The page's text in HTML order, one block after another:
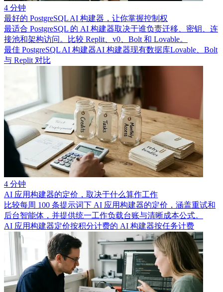
4 分钟
最好的 PostgreSQL AI 构建器，让你掌握控制权
最适合 PostgreSQL 的 AI 构建器取决于谁负责迁移、密钥、连
接池和架构访问。比较 Replit、v0、Bolt 和 Lovable。
最佳 PostgreSQL AI 构建器AI 构建器现有数据库Lovable、Bolt
与 Replit 对比
4 分钟
AI 应用构建器的定价，取决于什么算作工作
比较每周 100 条提示词下 AI 应用构建器的定价，涵盖重试和
后台智能体，并提供统一工作负载台账与清晰成本公式。
AI 应用构建器定价按积分计费的 AI 构建器按任务计费